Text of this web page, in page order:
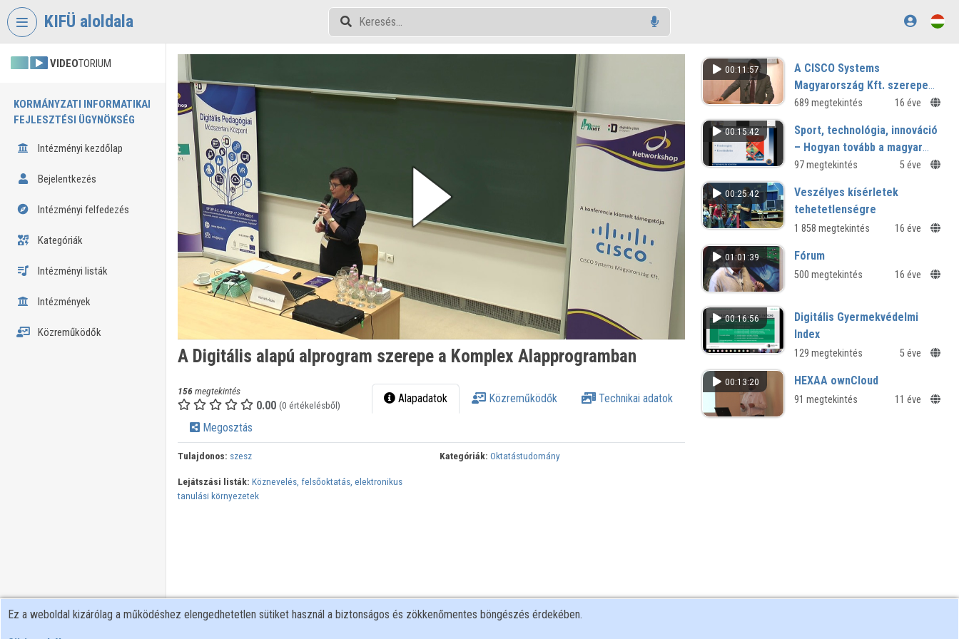
Fejléc kihagyása
KIFÜ aloldala
VIDEOTORIUM
KORMÁNYZATI INFORMATIKAI
FEJLESZTÉSI ÜGYNÖKSÉG
Intézményi kezdőlap
Bejelentkezés
Intézményi felfedezés
Kategóriák
Intézményi listák
Intézmények
Közreműködők
A Digitális alapú alprogram szerepe a Komplex Alapprogramban
156 megtekintés
0.00 (0 értékelésből) Alapadatok Közreműködők Technikai adatok
Megosztás
Tulajdonos: szesz Kategóriák: Oktatástudomány
Lejátszási listák: Köznevelés, felsőoktatás, elektronikus
tanulási környezetek
00:11:57
A CISCO Systems
Magyarország Kft. szerepe
az NIIF Program
689 megtekintés 16 éve
00:15:42
Sport, technológia, innováció
– Hogyan tovább a magyar
sportban az extenzív
97 megtekintés 5 éve
00:25:42
Veszélyes kísérletek
tehetetlenségre
1 858 megtekintés 16 éve
01:01:39 Fórum
500 megtekintés 16 éve
00:16:56
Digitális Gyermekvédelmi
Index
129 megtekintés 5 éve
00:13:20 HEXAA ownCloud
91 megtekintés 11 éve
Ez a weboldal kizárólag a működéshez elengedhetetlen sütiket használ a biztonságos és zökkenőmentes böngészés érdekében.